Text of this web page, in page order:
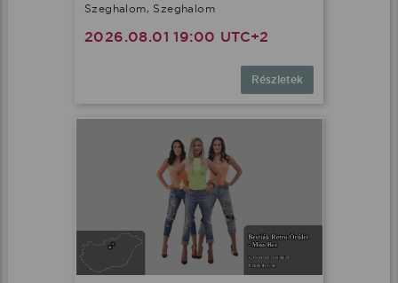
Szeghalom, Szeghalom
2026.08.01 19:00 UTC+2
Részletek